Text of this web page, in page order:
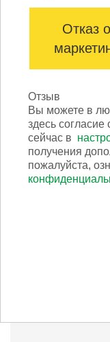
Отказ
Отзыв
Вы можете в
здесь
сейчас в
получения
пожалуйста,